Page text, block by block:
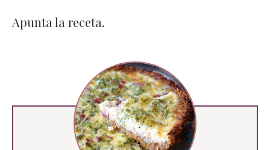
Apunta la receta.